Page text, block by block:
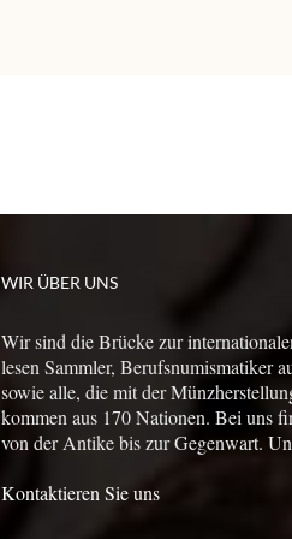
WIR ÜBER UNS
Wir sind die Brücke zur
lesen Sammler, Berufsnumismatiker
sowie alle, die mit der
kommen aus 170 Nationen. Bei uns
von der Antike bis zur Gegenwart.
Kontaktieren Sie uns